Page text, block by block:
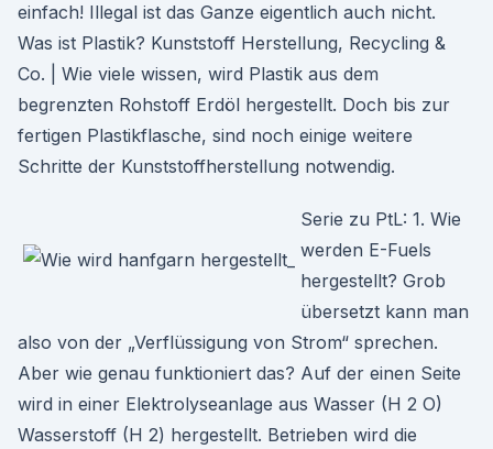
einfach! Illegal ist das Ganze eigentlich auch nicht.
Was ist Plastik? Kunststoff Herstellung, Recycling &
Co. | Wie viele wissen, wird Plastik aus dem
begrenzten Rohstoff Erdöl hergestellt. Doch bis zur
fertigen Plastikflasche, sind noch einige weitere
Schritte der Kunststoffherstellung notwendig.
Serie zu PtL: 1. Wie
werden E-Fuels
hergestellt? Grob
übersetzt kann man
also von der „Verflüssigung von Strom“ sprechen.
Aber wie genau funktioniert das? Auf der einen Seite
wird in einer Elektrolyseanlage aus Wasser (H 2 O)
Wasserstoff (H 2) hergestellt. Betrieben wird die